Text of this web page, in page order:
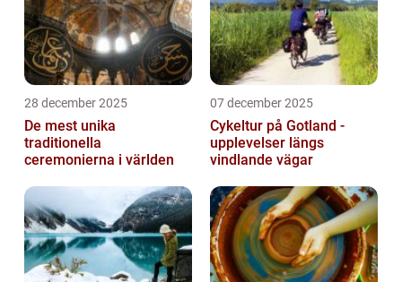
28 december 2025
De mest unika
traditionella
ceremonierna i världen
07 december 2025
Cykeltur på Gotland -
upplevelser längs
vindlande vägar